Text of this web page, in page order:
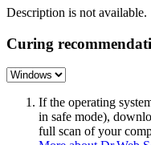
Description is not available.
Curing
If the operating
in safe mode),
full scan of your